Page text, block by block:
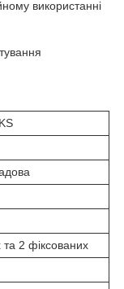
використанні
2 фіксованих